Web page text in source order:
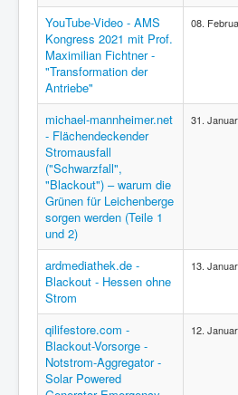
YouTube-Video - AMS
Kongress 2021 mit Prof.
Maximilian Fichtner -
"Transformation der
Antriebe"
08.
michael-mannheimer.net
- Flächendeckender
Stromausfall
("Schwarzfall",
"Blackout") – warum die
Grünen für Leichenberge
sorgen werden (Teile 1
und 2)
31.
ardmediathek.de -
Blackout - Hessen ohne
Strom
13.
qilifestore.com -
Blackout-Vorsorge -
Notstrom-Aggregator -
Solar Powered
12.